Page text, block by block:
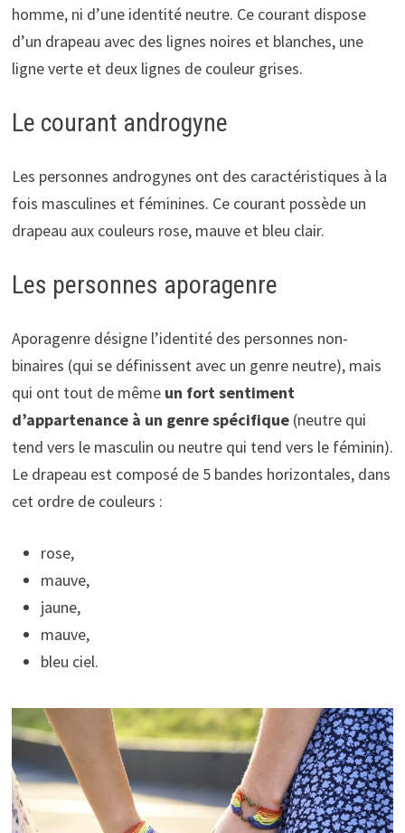
homme, ni d’une identité neutre. Ce courant dispose
d’un drapeau avec des lignes noires et blanches, une
ligne verte et deux lignes de couleur grises.
Le courant androgyne
Les personnes androgynes ont des caractéristiques à la
fois masculines et féminines. Ce courant possède un
drapeau aux couleurs rose, mauve et bleu clair.
Les personnes aporagenre
Aporagenre désigne l’identité des personnes non-
binaires (qui se définissent avec un genre neutre), mais
qui ont tout de même un fort sentiment
d’appartenance à un genre spécifique(neutre qui
tend vers le masculin ou neutre qui tend vers le féminin).
Le drapeau est composé de 5 bandes horizontales, dans
cet ordre de couleurs :
rose,
mauve,
jaune,
mauve,
bleu ciel.